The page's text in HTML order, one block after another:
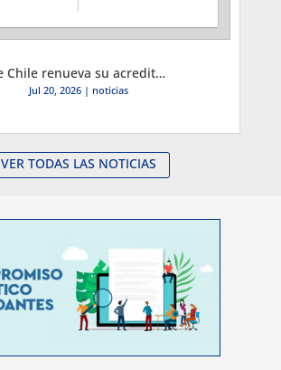
FEN U. de Chile renueva su acreditación internacional AACSB por 6 años: Un logro de excelencia institucional
Jul 20, 2026| noticias
VER TODAS LAS NOTICIAS